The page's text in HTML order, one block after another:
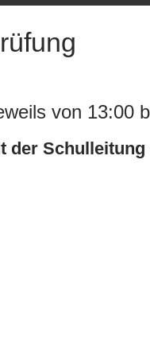
von 13:00
der Schulleitung